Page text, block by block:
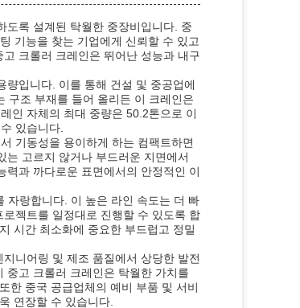
도록 설계된 탁월한 중장비입니다. 중
기능을 찾는 기업에게 신뢰할 수 있고
크롤러 크레인은 뛰어난 성능과 내구
입니다. 이를 통해 건설 및 중공업에
구조 부재를 들어 올리든 이 크레인은
인 자체의 최대 중량은 50.2톤으로 이
있습니다.
기동성을 용이하게 하는 컴팩트하면
고르지 않거나 부드러운 지면에서
과 까다로운 표면에서의 안정적인 이
자랑합니다. 이 높은 라인 속도는 더 빠
젝트를 일정대로 진행할 수 있도록 합
시간 최소화에 중요한 부드럽고 정밀
니어링 및 제조 품질에서 상당한 발전
중고 크롤러 크레인은 탁월한 가치를
한 중국 공급업체의 예비 부품 및 서비
연장할 수 있습니다.